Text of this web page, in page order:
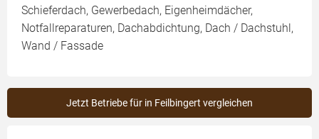
Schieferdach, Gewerbedach, Eigenheimdächer,
Notfallreparaturen, Dachabdichtung, Dach / Dachstuhl,
Wand / Fassade
Jetzt Betriebe für in Feilbingert vergleichen